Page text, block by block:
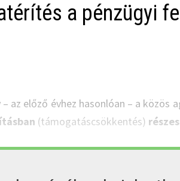
a pénzügyi
az előző évhez hasonlóan – a közös
(támogatáscsökkentés)